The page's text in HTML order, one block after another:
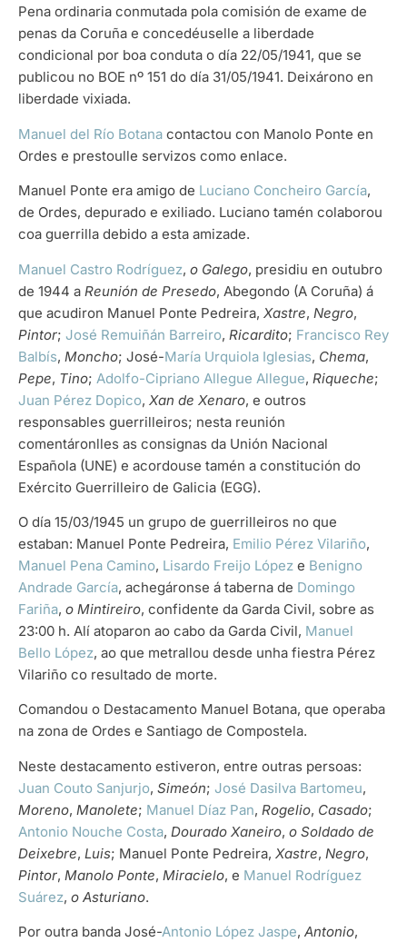
Pena ordinaria conmutada pola comisión de exame de
penas da Coruña e concedéuselle a liberdade
condicional por boa conduta o día 22/05/1941, que se
publicou no BOE nº 151 do día 31/05/1941. Deixárono en
liberdade vixiada.
Manuel del Río Botana contactou con Manolo Ponte en
Ordes e prestoulle servizos como enlace.
Manuel Ponte era amigo de Luciano Concheiro García,
de Ordes, depurado e exiliado. Luciano tamén colaborou
coa guerrilla debido a esta amizade.
Manuel Castro Rodríguez, o Galego, presidiu en outubro
de 1944 a Reunión de Presedo, Abegondo (A Coruña) á
que acudiron Manuel Ponte Pedreira, Xastre, Negro,
Pintor; José Remuiñán Barreiro, Ricardito; Francisco Rey
Balbís, Moncho; José-María Urquiola Iglesias, Chema,
Pepe, Tino; Adolfo-Cipriano Allegue Allegue, Riqueche;
Juan Pérez Dopico, Xan de Xenaro, e outros
responsables guerrilleiros; nesta reunión
comentáronlles as consignas da Unión Nacional
Española (UNE) e acordouse tamén a constitución do
Exército Guerrilleiro de Galicia (EGG).
O día 15/03/1945 un grupo de guerrilleiros no que
estaban: Manuel Ponte Pedreira, Emilio Pérez Vilariño,
Manuel Pena Camino, Lisardo Freijo López e Benigno
Andrade García, achegáronse á taberna de Domingo
Fariña, o Mintireiro, confidente da Garda Civil, sobre as
23:00 h. Alí atoparon ao cabo da Garda Civil, Manuel
Bello López, ao que metrallou desde unha fiestra Pérez
Vilariño co resultado de morte.
Comandou o Destacamento Manuel Botana, que operaba
na zona de Ordes e Santiago de Compostela.
Neste destacamento estiveron, entre outras persoas:
Juan Couto Sanjurjo, Simeón; José Dasilva Bartomeu,
Moreno, Manolete; Manuel Díaz Pan, Rogelio, Casado;
Antonio Nouche Costa, Dourado Xaneiro, o Soldado de
Deixebre, Luis; Manuel Ponte Pedreira, Xastre, Negro,
Pintor, Manolo Ponte, Miracielo, e Manuel Rodríguez
Suárez, o Asturiano.
Por outra banda José-Antonio López Jaspe, Antonio,